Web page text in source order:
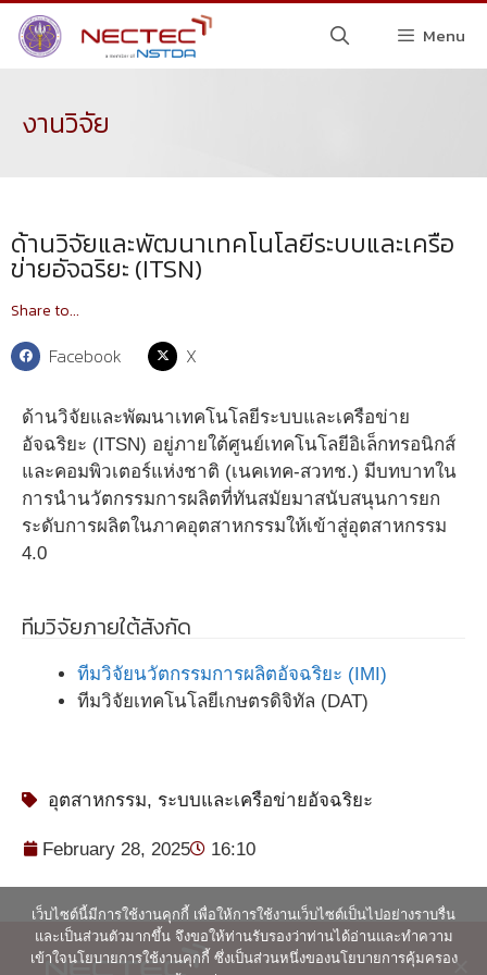
Menu
งานวิจัย
ด้านวิจัยและพัฒนาเทคโนโลยีระบบและเครือ
ข่ายอัจฉริยะ (ITSN)
Share to...
Facebook X
ด้านวิจัยและพัฒนาเทคโนโลยีระบบและเครือข่าย
อัจฉริยะ (ITSN) อยู่ภายใต้ศูนย์เทคโนโลยีอิเล็กทรอนิกส์
และคอมพิวเตอร์แห่งชาติ (เนคเทค-สวทช.) มีบทบาทใน
การนำนวัตกรรมการผลิตที่ทันสมัยมาสนับสนุนการยก
ระดับการผลิตในภาคอุตสาหกรรมให้เข้าสู่อุตสาหกรรม
4.0
ทีมวิจัยภายใต้สังกัด
ทีมวิจัยนวัตกรรมการผลิตอัจฉริยะ (IMI)
ทีมวิจัยเทคโนโลยีเกษตรดิจิทัล (DAT)
อุตสาหกรรม, ระบบและเครือข่ายอัจฉริยะ
February 28, 2025 16:10
เว็บไซต์นี้มีการใช้งานคุกกี้ เพื่อให้การใช้งานเว็บไซต์เป็นไปอย่างราบรื่น
และเป็นส่วนตัวมากขึ้น จึงขอให้ท่านรับรองว่าท่านได้อ่านและทำความ
เข้าใจนโยบายการใช้งานคุกกี้ ซึ่งเป็นส่วนหนึ่งของนโยบายการคุ้มครอง